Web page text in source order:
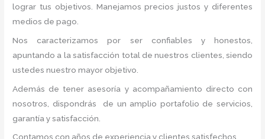
lograr tus objetivos. Manejamos precios justos y diferentes
medios de pago.
Nos caracterizamos por ser confiables y honestos,
apuntando a la satisfacción total de nuestros clientes, siendo
ustedes nuestro mayor objetivo.
Además de tener asesoría y acompañamiento directo con
nosotros, dispondrás de un amplio portafolio de servicios,
garantía y satisfacción.
Contamos con años de experiencia y clientes satisfechos.